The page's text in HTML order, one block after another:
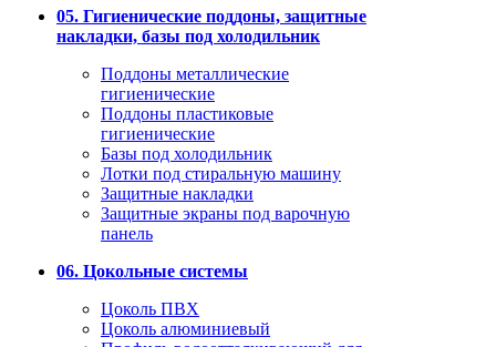
05. Гигиенические поддоны, защитные
накладки, базы под холодильник
Поддоны металлические
гигиенические
Поддоны пластиковые
гигиенические
Базы под холодильник
Лотки под стиральную машину
Защитные накладки
Защитные экраны под варочную
панель
06. Цокольные системы
Цоколь ПВХ
Цоколь алюминиевый